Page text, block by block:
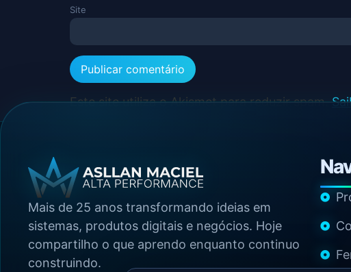
Site
Este site utiliza o Akismet para reduzir spam.
Mais de 25 anos transformando ideias em
sistemas, produtos digitais e negócios. Hoje
compartilho o que aprendo enquanto continuo
construindo.